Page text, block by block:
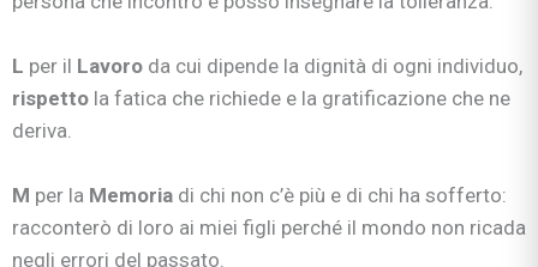
L per il Lavoro da cui dipende la dignità di ogni individuo,
rispetto la fatica che richiede e la gratificazione che ne
deriva.
M per la Memoria di chi non c’è più e di chi ha sofferto:
racconterò di loro ai miei figli perché il mondo non ricada
negli errori del passato.